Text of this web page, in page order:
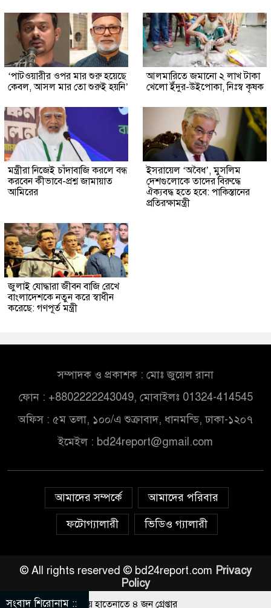
‘পাটওয়ারীর ওপর মার শুরু হয়েছে
কেবল, আসল মার তো শুরুই হয়নি’
আলমারিতে জমানো ২ লাখ টাকা
খেলো ইঁদুর-উইপোকা, নিঃস্ব কৃষক
মন্ত্রীরা নিজেই চাঁদাবাজি করলে বন্ধ
করবেন কীভাবে-প্রশ্ন জামায়াত
আমিরের
ইসরায়েল ‘অবৈধ’, মুসলিম
দেশগুলোকে তাদের বিরুদ্ধে
ঐক্যবদ্ধ হতে হবে: পাকিস্তানের
প্রতিরক্ষামন্ত্রী
জুলাই যোদ্ধারা জীবন বাজি রেখে
বাংলাদেশকে নতুন করে স্বাধীন
করেছে: গণপূর্ত মন্ত্রী
সম্পাদক ও প্রকাশক : মোঃ জুয়েল রানা
ফোন : +8802222243049, মোবাইলঃ 01324-414545
অফিস : ৫ম তলা, ১০০/এ শুক্রাবাদ, ধানমন্ডি, ঢাকা-১২০৭
ইমেইল : bd24report@gmail.com
আমাদের সম্পর্কে
আমাদের পরিবার
ফটোগ্যালারী
ভিডিও গ্যালারী
© All rights reserved © bd24report.com Privacy
Policy
সংবাদ শিরোনাম ::
জুয়া খেলার সময় হাতেনাতে ৪ জন গ্রেপ্তার